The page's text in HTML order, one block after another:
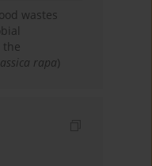
wastes
the
rapa)